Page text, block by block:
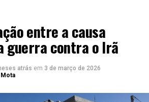
entre a causa
guerra contra o Irã
atrás em 3 de março de 2026